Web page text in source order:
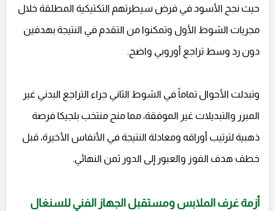
حيث نجح الأسود في فرض سيطرتهم التكتيكية المطلقة خلال
مجريات الشوط الأول وتمكنوا من التقدم في النتيجة بهدفين
دون رد وسط تراجع أوروبي واضح.
وتبدلت الأحوال تماماً في الشوط الثاني جراء التراجع البدني غير
المبرر والتبديلات غير الموفقة، مما منح منتخب بلجيكا فرصة
ذهبية لترتيب أوراقه ومعادلة النتيجة في الأنفاس الأخيرة، قبل
خطف هدف الفوز والعبور إلى الدور ثمن النهائي.
أزمة غرف الملابس ومستقبل الجهاز الفني للسنغال